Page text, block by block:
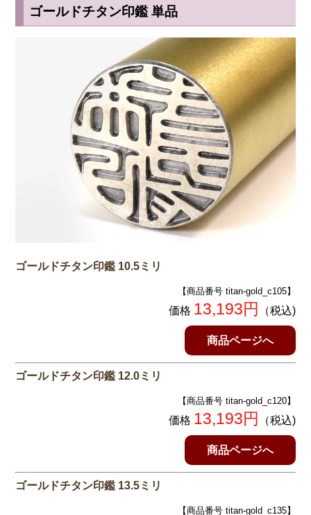
は、篆書体の中でも印篆を使用し作成していま
す。紙幣に捺される由緒正しき書体です。彫刻を
行う文字数やバランスによって、書体サンプルと
は異なり「上下左右の余白が広い場合や狭い場
合」がありますので、ご希望があるお客様は備考
欄にお書き添え下さい。
ゴールドチタン印鑑 単品
ゴールドチタン印鑑 10.5ミリ
【商品番号 titan-gold_c105】
価格 13,193円 （税込)
商品ページへ
ゴールドチタン印鑑 12.0ミリ
【商品番号 titan-gold_c120】
価格 13,193円 （税込)
商品ページへ
ゴールドチタン印鑑 13.5ミリ
【商品番号 titan-gold_c135】